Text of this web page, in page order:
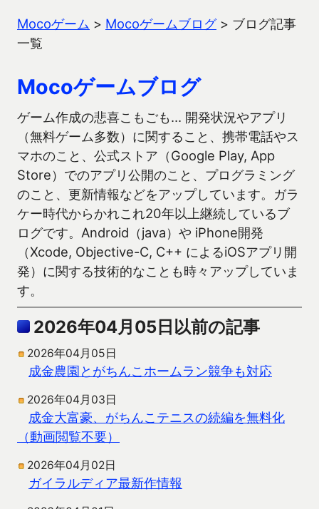
Mocoゲーム > Mocoゲームブログ> ブログ記事
一覧
Mocoゲームブログ
ゲーム作成の悲喜こもごも… 開発状況やアプリ
（無料ゲーム多数）に関すること、携帯電話やス
マホのこと、公式ストア（Google Play, App
Store）でのアプリ公開のこと、プログラミング
のこと、更新情報などをアップしています。ガラ
ケー時代からかれこれ20年以上継続しているブ
ログです。Android（java）や iPhone開発
（Xcode, Objective-C, C++ によるiOSアプリ開
発）に関する技術的なことも時々アップしていま
す。
2026年04月05日以前の記事
2026年04月05日
成金農園とがちんこホームラン競争も対応
2026年04月03日
成金大富豪、がちんこテニスの続編を無料化
（動画閲覧不要）
2026年04月02日
ガイラルディア最新作情報